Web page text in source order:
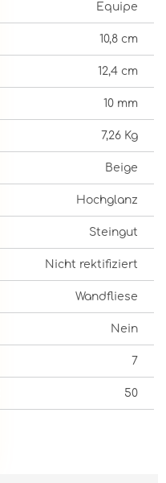
Equipe
10,8 cm
12,4 cm
10 mm
7,26 Kg
Beige
Hochglanz
Steingut
Nicht rektifiziert
Wandfliese
Nein
7
50